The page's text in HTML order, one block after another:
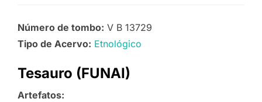
Número de tombo: V B 13729
Tipo de Acervo: Etnológico
Tesauro (FUNAI)
Artefatos: